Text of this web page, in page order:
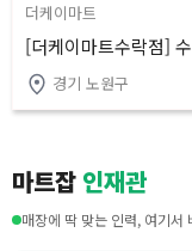
더케이마트
[더케이마트수락점]
능
경기 노원구
마트잡 인재관
매장에 딱 맞는 인력, 여기서